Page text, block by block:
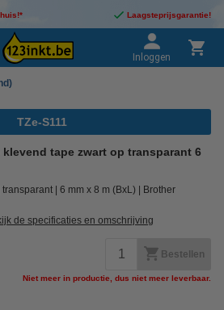
Laagsteprijsgarantie!
Inloggen
TZe-S111
klevend tape zwart op transparant 6
transparant 6 mm x 8 m (BxL) Brother
de specificaties en omschrijving
Bestellen
Niet meer in productie, dus niet meer leverbaar.